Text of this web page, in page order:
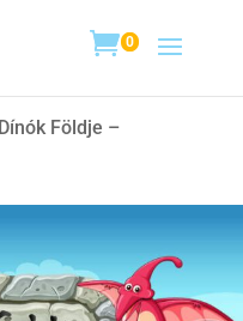
0
Földje –